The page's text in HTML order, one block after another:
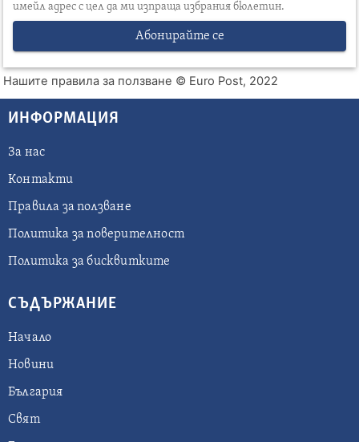
имейл адрес с цел да ми изпраща избрания бюлетин.
Абонирайте се
Нашите правила за ползване © Euro Post, 2022
ИНФОРМАЦИЯ
За нас
Контакти
Правила за ползване
Политика за поверителност
Политика за бисквитките
СЪДЪРЖАНИЕ
Начало
Новини
България
Свят